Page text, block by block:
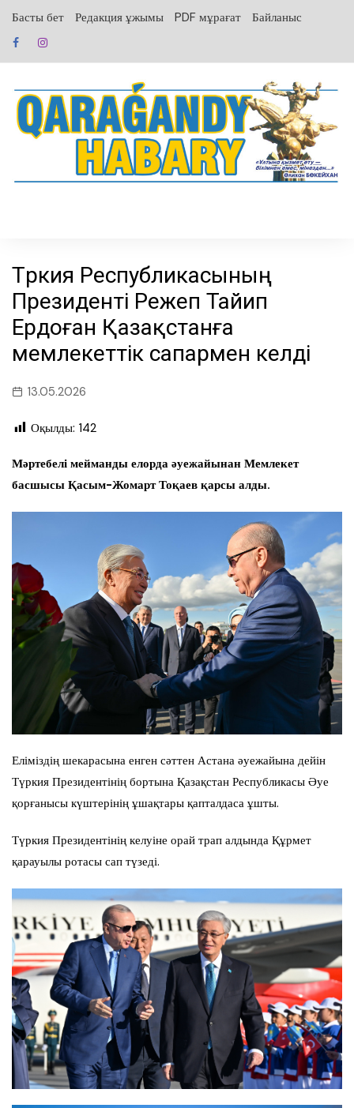
содержанию
Басты бет Редакция ұжымы PDF мұрағат Байланыс
Түркия Республикасының
Президенті Режеп Тайип
Ердоған Қазақстанға
мемлекеттік сапармен келді
13.05.2026
Оқылды: 142
Мәртебелі мейманды елорда әуежайынан Мемлекет
басшысы Қасым-Жомарт Тоқаев қарсы алды.
Еліміздің шекарасына енген сәттен Астана әуежайына дейін
Түркия Президентінің бортына Қазақстан Республикасы Әуе
қорғанысы күштерінің ұшақтары қапталдаса ұшты.
Түркия Президентінің келуіне орай трап алдында Құрмет
қарауылы ротасы сап түзеді.